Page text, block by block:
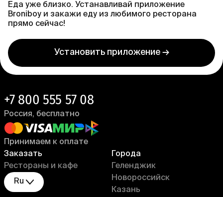
Еда уже близко. Устанавливай приложение
Broniboy и закажи еду из любимого ресторана
прямо сейчас!
Установить приложение →
Заказать
Рестораны и кафе
Ru
Города
Геленджик
Новороссийск
Казань
+7 800 555 57 08
Россия, бесплатно
Принимаем к оплате